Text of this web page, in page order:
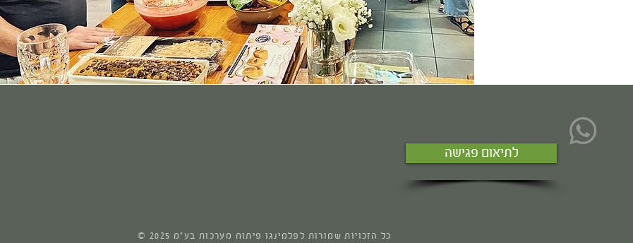
לתיאום פגישה
© 2025 כל הזכויות שמורות לפלמינגו פיתוח מערכות בע"מ